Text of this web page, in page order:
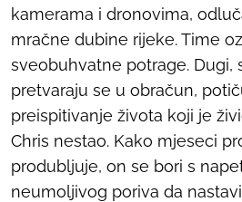
kamerama i dronovima,
mračne dubine rijeke. Time
sveobuhvatne potrage. Dugi,
pretvaraju se u obračun,
preispitivanje života koji je
Chris nestao. Kako mjeseci
produbljuje, on se bori s
neumoljivog poriva da